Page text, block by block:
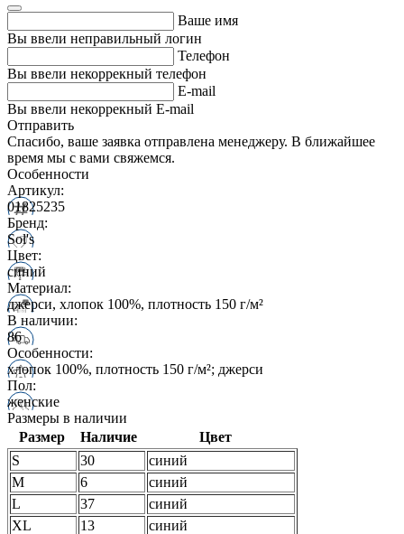
Ваше имя
Вы ввели неправильный логин
Телефон
Вы ввели некоррекный телефон
E-mail
Вы ввели некоррекный E-mail
Отправить
Спасибо, ваше заявка отправлена менеджеру. В ближайшее
время мы с вами свяжемся.
Особенности
Артикул:
01825235
Бренд:
Sol's
Цвет:
синий
Материал:
джерси, хлопок 100%, плотность 150 г/м²
В наличии:
86
Особенности:
хлопок 100%, плотность 150 г/м²; джерси
Пол:
женские
Размеры в наличии
Размер
Наличие
Цвет
S
30
синий
M
6
синий
L
37
синий
XL
13
синий